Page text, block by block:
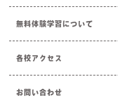
無料体験学習について
各校アクセス
お問い合わせ